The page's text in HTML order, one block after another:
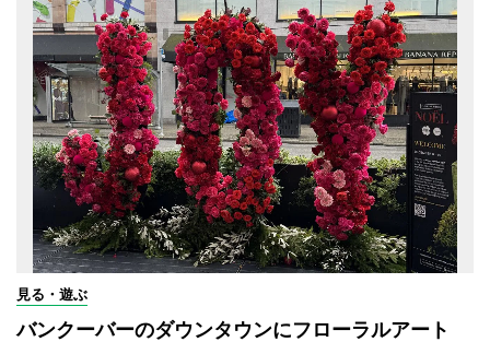
見る・遊ぶ
バンクーバーのダウンタウンにフローラルアート